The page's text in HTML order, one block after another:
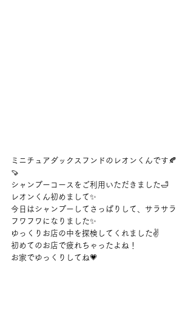
ミニチュアダックスフンドのレオンくんです🍂
🍠
シャンプーコースをご利用いただきました🛁
レオンくん初めまして✨
今日はシャンプーしてさっぱりして、サラサラ
フワフワになりました✨
ゆっくりお店の中を探検してくれました✌
初めてのお店で疲れちゃったよね！
お家でゆっくりしてね💗